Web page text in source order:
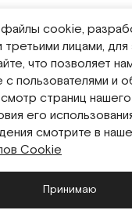
персональных
cookie,
третьими лицами,
что позволяет
пользователями и
страниц нашего
его
смотрите в
Cookie
Принимаю